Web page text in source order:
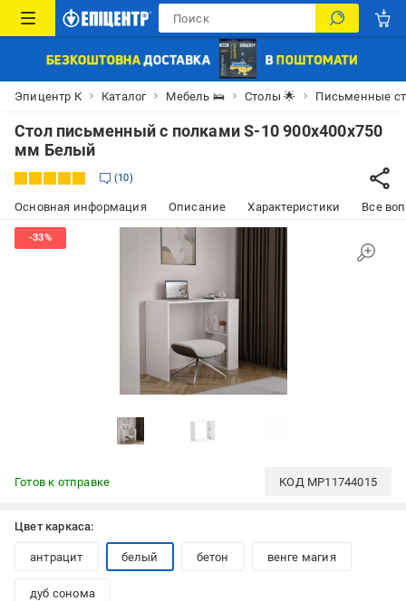
Эпицентр К Каталог Мебель 🛌 Столы 🌟 Письменные
Стол письменный с полками S-10 900х400х750
мм Белый
10
Основная информация Описание Характеристики Все
Готов к отправке КОД MP11744015
Цвет каркаса:
антрацит белый бетон венге магия
дуб сонома